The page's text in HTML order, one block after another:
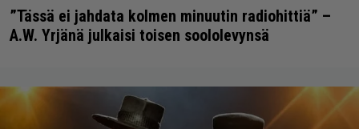
”Tässä ei jahdata kolmen minuutin radiohittiä” –
A.W. Yrjänä julkaisi toisen soololevynsä